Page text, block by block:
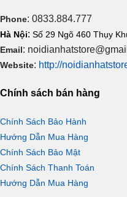
Phone: 0833.884.777
Hà Nội: Số 29 Ngõ 460 Thụy
Email:
Website: http://
Chính sách bán hàng
Chính Sách Bảo Hành
Hướng Dẫn Mua Hàng
Chính Sách Bảo Mật
Chính Sách Thanh Toán
Hướng Dẫn Mua Hàng